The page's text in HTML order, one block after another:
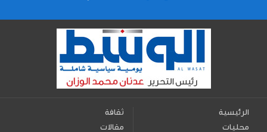
الرئيسية
محليات
ثقافة
مقالات